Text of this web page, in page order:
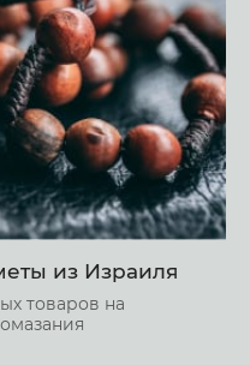
из Израиля
товаров на